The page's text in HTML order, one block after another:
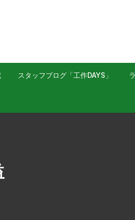
スタッフブログ「工作DAYS」